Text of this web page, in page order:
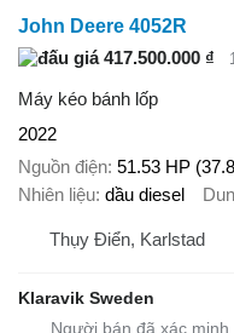
John Deere 4052R
417.500.000 ₫
Máy kéo bánh lốp
2022
Nguồn điện 51.53 HP
Nhiên liệu dầu diesel
Thụy Điển, Karlstad
Klaravik Sweden